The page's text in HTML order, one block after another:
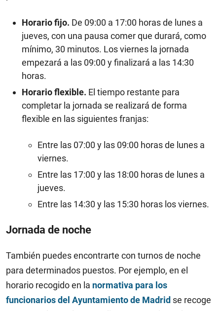
Horario fijo. De 09:00 a 17:00 horas de lunes a
jueves, con una pausa comer que durará, como
mínimo, 30 minutos. Los viernes la jornada
empezará a las 09:00 y finalizará a las 14:30
horas.
Horario flexible. El tiempo restante para
completar la jornada se realizará de forma
flexible en las siguientes franjas:
Entre las 07:00 y las 09:00 horas de lunes a
viernes.
Entre las 17:00 y las 18:00 horas de lunes a
jueves.
Entre las 14:30 y las 15:30 horas los viernes.
Jornada de noche
También puedes encontrarte con turnos de noche
para determinados puestos. Por ejemplo, en el
horario recogido en la normativa para los
funcionarios del Ayuntamiento de Madrid se recoge